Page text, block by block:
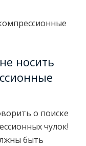
носить
о поиске
чулок!
быть